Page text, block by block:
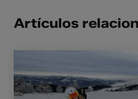
Artículos